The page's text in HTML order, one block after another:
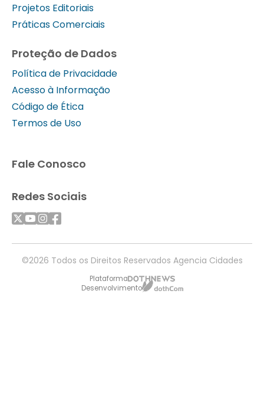
Projetos Editoriais
Práticas Comerciais
Proteção de Dados
Política de Privacidade
Acesso à Informação
Código de Ética
Termos de Uso
Fale Conosco
Redes Sociais
©2026 Todos os Direitos Reservados Agencia Cidades
Plataforma
Desenvolvimento